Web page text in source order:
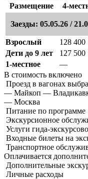
Размещение
4-
Заезды: 05.05.26 /
Взрослый 128 400
Дети до 9 лет
127 500
1-местное
—
В стоимость включено
Проезд в вагонах
— Майкоп —
— Москва
Питание по программе
Экскурсионное
Услуги гида-
Входные билеты на
Транспортное
Оплачивается
Дополнительные
Личные расходы